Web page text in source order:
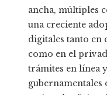
ancha, múltiples
una creciente
digitales tanto en
como en el
trámites en línea
gubernamentales